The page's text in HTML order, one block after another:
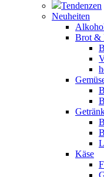
Tendenzen
Neuheiten
Brot &
Käse